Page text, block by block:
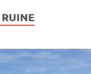
RUINE